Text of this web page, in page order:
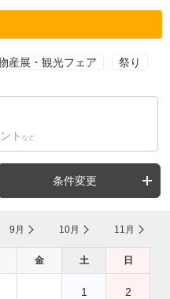
産展・観光フェア 祭り
ト など
条件変更
9月 10月 11月
金 土 日
1 2